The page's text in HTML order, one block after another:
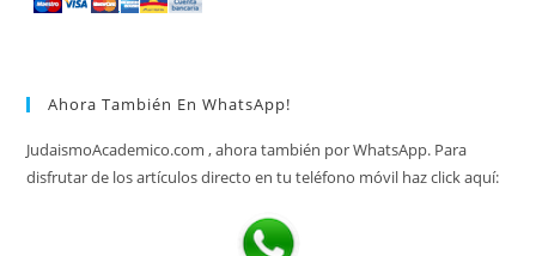
Ahora También En WhatsApp!
JudaismoAcademico.com , ahora también por WhatsApp. Para
disfrutar de los artículos directo en tu teléfono móvil haz click aquí: